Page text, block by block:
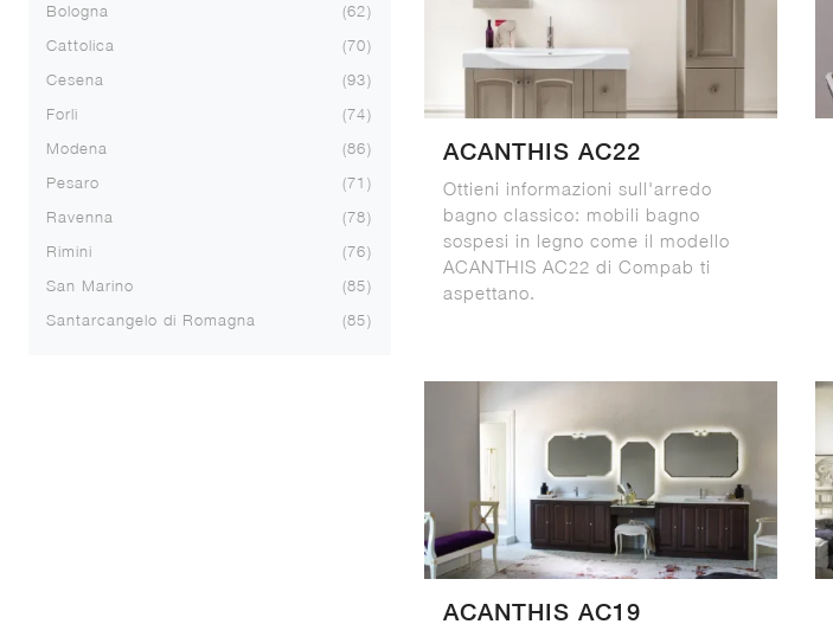
Bologna
62
Cattolica
70
Cesena
93
Forlì
74
Modena
86
Pesaro
71
Ravenna
78
Rimini
76
San Marino
85
Santarcangelo di Romagna
85
ACANTHIS AC22
Ottieni informazioni sull'arredo
bagno classico: mobili bagno
sospesi in legno come il modello
ACANTHIS AC22 di Compab ti
aspettano.
ACANTHIS AC19